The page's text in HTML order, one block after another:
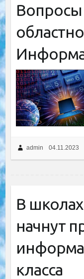
admin 04.11.2023
В
начнут
класса